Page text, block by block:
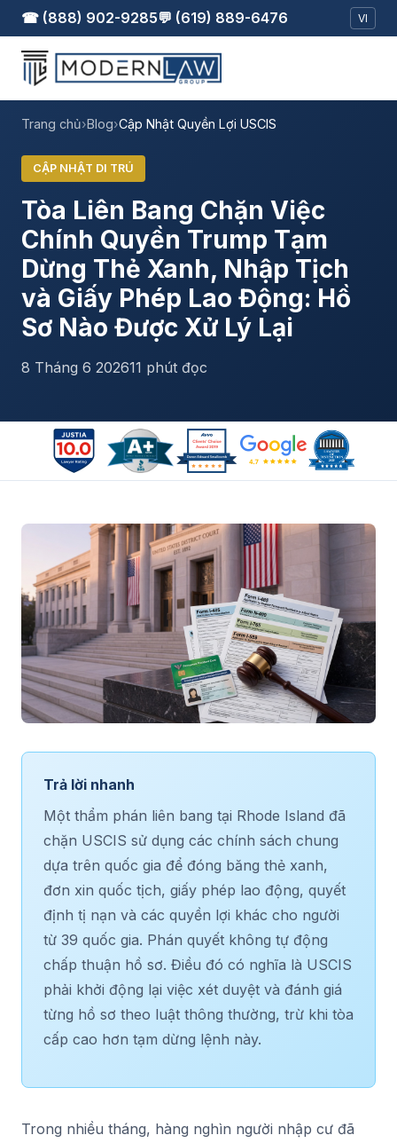
☎ (888) 902-9285💬 (619) 889-6476 VI
Trang chủ›Blog›Cập Nhật Quyền Lợi USCIS
CẬP NHẬT DI TRÚ
Tòa Liên Bang Chặn Việc
Chính Quyền Trump Tạm
Dừng Thẻ Xanh, Nhập Tịch
và Giấy Phép Lao Động: Hồ
Sơ Nào Được Xử Lý Lại
8 Tháng 6 202611 phút đọc
Trả lời nhanh
Một thẩm phán liên bang tại Rhode Island đã
chặn USCIS sử dụng các chính sách chung
dựa trên quốc gia để đóng băng thẻ xanh,
đơn xin quốc tịch, giấy phép lao động, quyết
định tị nạn và các quyền lợi khác cho người
từ 39 quốc gia. Phán quyết không tự động
chấp thuận hồ sơ. Điều đó có nghĩa là USCIS
phải khởi động lại việc xét duyệt và đánh giá
từng hồ sơ theo luật thông thường, trừ khi tòa
cấp cao hơn tạm dừng lệnh này.
Trong nhiều tháng, hàng nghìn người nhập cư đã